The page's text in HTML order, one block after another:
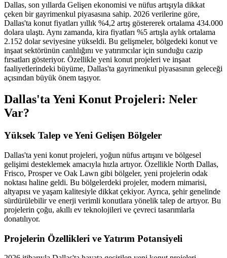
Dallas, son yıllarda Gelişen ekonomisi ve nüfus artışıyla dikkat
çeken bir gayrimenkul piyasasına sahip. 2026 verilerine göre,
Dallas'ta konut fiyatları yıllık %4,2 artış göstererek ortalama 434.000
dolara ulaştı. Aynı zamanda, kira fiyatları %5 artışla aylık ortalama
2.152 dolar seviyesine yükseldi. Bu gelişmeler, bölgedeki konut ve
inşaat sektörünün canlılığını ve yatırımcılar için sunduğu cazip
fırsatları gösteriyor. Özellikle yeni konut projeleri ve inşaat
faaliyetlerindeki büyüme, Dallas'ta gayrimenkul piyasasının geleceği
açısından büyük önem taşıyor.
Dallas'ta Yeni Konut Projeleri: Neler
Var?
Yüksek Talep ve Yeni Gelişen Bölgeler
Dallas'ta yeni konut projeleri, yoğun nüfus artışını ve bölgesel
gelişimi desteklemek amacıyla hızla artıyor. Özellikle North Dallas,
Frisco, Prosper ve Oak Lawn gibi bölgeler, yeni projelerin odak
noktası haline geldi. Bu bölgelerdeki projeler, modern mimarisi,
altyapısı ve yaşam kalitesiyle dikkat çekiyor. Ayrıca, şehir genelinde
sürdürülebilir ve enerji verimli konutlara yönelik talep de artıyor. Bu
projelerin çoğu, akıllı ev teknolojileri ve çevreci tasarımlarla
donatılıyor.
Projelerin Özellikleri ve Yatırım Potansiyeli